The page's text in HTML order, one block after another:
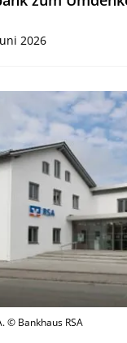
2026
© Bankhaus RSA